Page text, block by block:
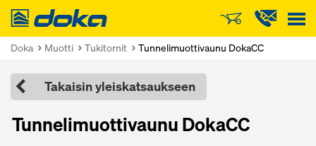
Doka
Doka Muotti Tukitornit Tunnelimuottivaunu DokaCC
Takaisin yleiskatsaukseen
Tunnelimuottivaunu DokaCC